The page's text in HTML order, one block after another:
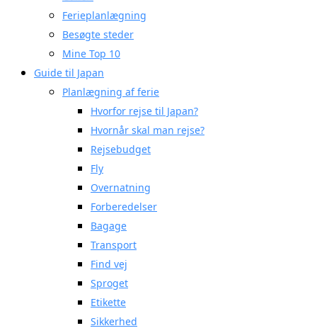
Ferieplanlægning
Besøgte steder
Mine Top 10
Guide til Japan
Planlægning af ferie
Hvorfor rejse til Japan?
Hvornår skal man rejse?
Rejsebudget
Fly
Overnatning
Forberedelser
Bagage
Transport
Find vej
Sproget
Etikette
Sikkerhed